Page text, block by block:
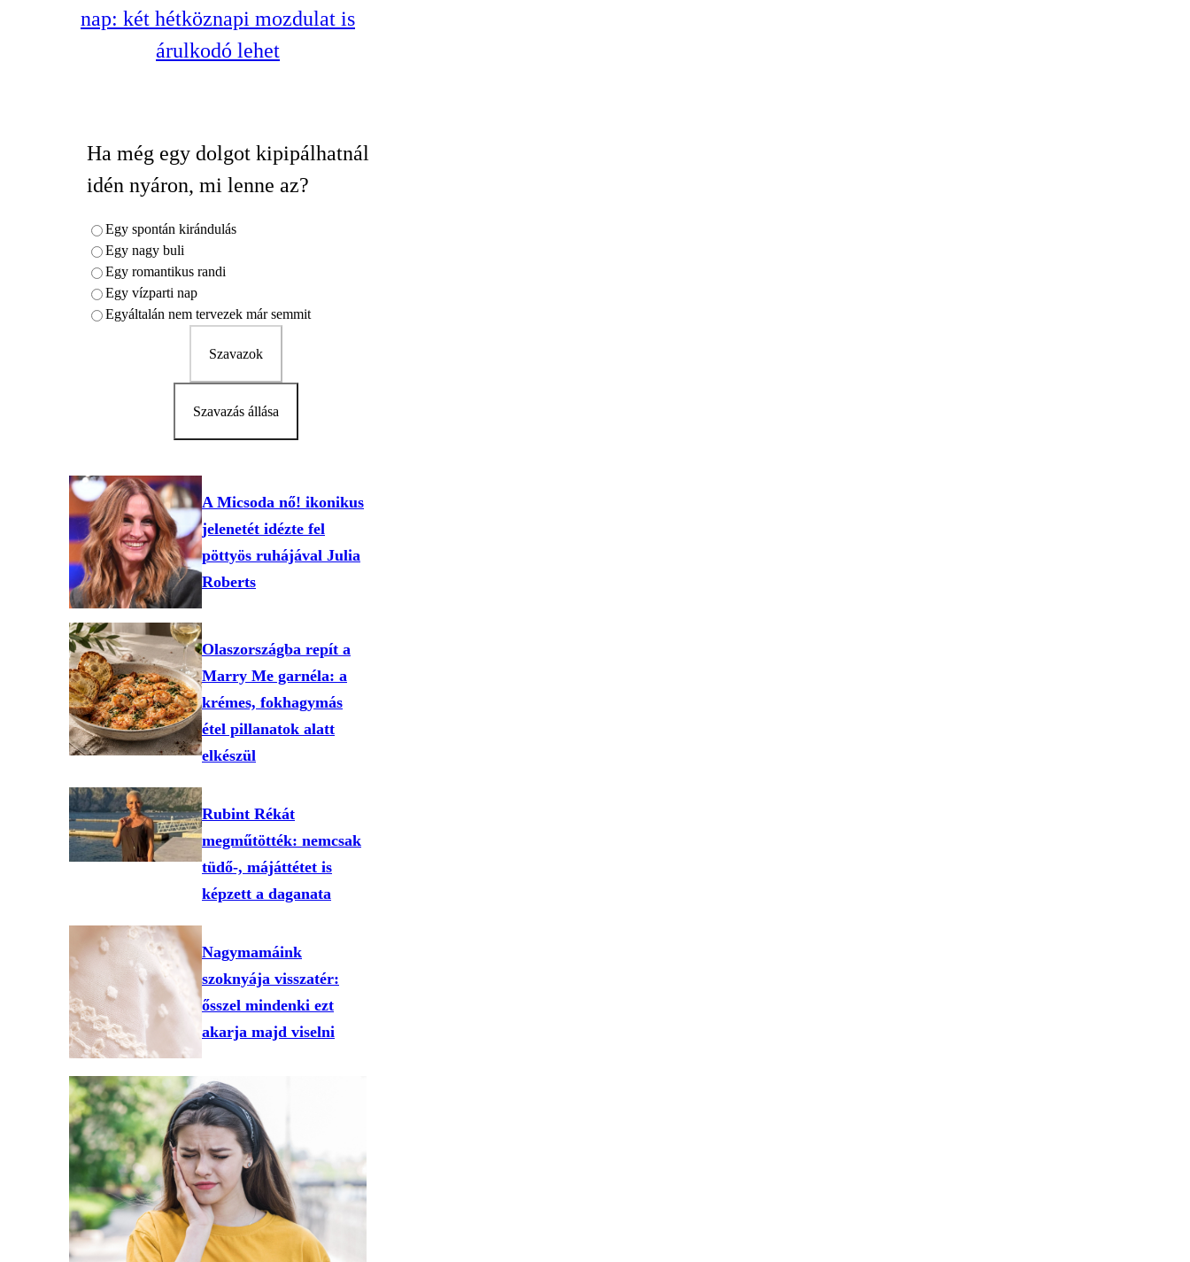
nap: két hétköznapi mozdulat is
árulkodó lehet
Ha még egy dolgot kipipálhatnál
idén nyáron, mi lenne az?
Egy spontán kirándulás
Egy nagy buli
Egy romantikus randi
Egy vízparti nap
Egyáltalán nem tervezek már semmit
Szavazok
Szavazás állása
A Micsoda nő! ikonikus
jelenetét idézte fel
pöttyös ruhájával Julia
Roberts
Olaszországba repít a
Marry Me garnéla: a
krémes, fokhagymás
étel pillanatok alatt
elkészül
Rubint Rékát
megműtötték: nemcsak
tüdő-, májáttétet is
képzett a daganata
Nagymamáink
szoknyája visszatér:
ősszel mindenki ezt
akarja majd viselni